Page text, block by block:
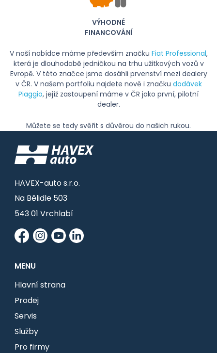
VÝHODNÉ
FINANCOVÁNÍ
V naší nabídce máme především značku Fiat Professional,
která je dlouhodobě jedničkou na trhu užitkových vozů v
Evropě. V této značce jsme dosáhli prvenství mezi dealery
v ČR. V našem portfoliu najdete nově i značku dodávek
Piaggio, jejíž zastoupení máme v ČR jako první, pilotní
dealer.
Můžete se tedy svěřit s důvěrou do našich rukou.
HAVEX-auto s.r.o.
Na Bělidle 503
543 01 Vrchlabí
MENU
Hlavní strana
Prodej
Servis
Služby
Pro firmy